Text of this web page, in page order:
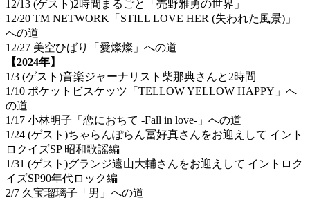
12/13 (ゲスト)2時間まるごと「売野雅勇の世界」
12/20 TM NETWORK「STILL LOVE HER (失われた風景)」
への道
12/27 美空ひばり「愛燦燦」への道
【2024年】
1/3 (ゲスト)音楽ジャーナリスト柴那典さんと2時間
1/10 ポケットビスケッツ「TELLOW YELLOW HAPPY」へ
の道
1/17 小林明子「恋におちて -Fall in love-」への道
1/24 (ゲスト)ちゃらんぽらん冨好真さんをお迎えして イント
ロクイズSP 昭和歌謡編
1/31 (ゲスト)グランジ遠山大輔さんをお迎えして イントロク
イズSP90年代ロック編
2/7 久宝瑠璃子「男」への道